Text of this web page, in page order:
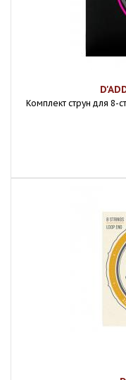
Комплект струн для 8-